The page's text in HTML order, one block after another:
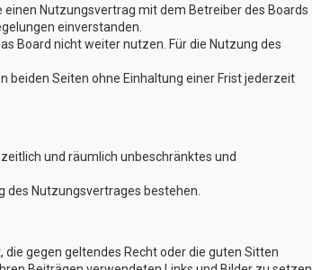
einen Nutzungsvertrag mit dem Betreiber des Boards
einverstanden.
Board nicht weiter nutzen. Für die Nutzung des
beiden Seiten ohne Einhaltung einer Frist jederzeit
und räumlich unbeschränktes und
des Nutzungsvertrages bestehen.
gegen geltendes Recht oder die guten Sitten